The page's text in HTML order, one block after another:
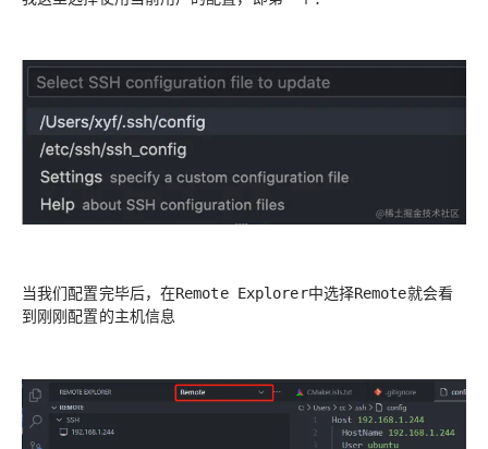
当我们配置完毕后，在Remote Explorer中选择Remote就会看
到刚刚配置的主机信息